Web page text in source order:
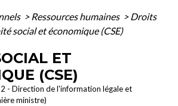
> Ressources humaines > Droits
social et économique (CSE)
ET
(CSE)
- Direction de l'information légale et
ministre)